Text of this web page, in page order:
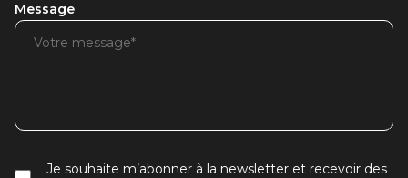
Message
Je souhaite m’abonner à la newsletter et recevoir des